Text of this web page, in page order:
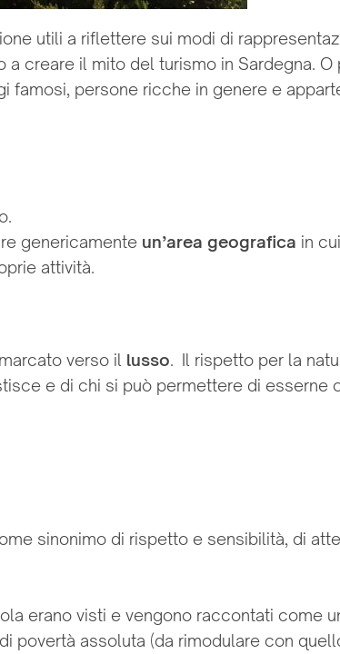
utili a riflettere sui modi di
creare il mito del turismo in Sardegna. O
famosi, persone ricche in genere e
genericamente un’area geografica in
attività.
verso il lusso. Il rispetto per la
e di chi si può permettere di esserne
sinonimo di rispetto e sensibilità, di
erano visti e vengono raccontati come
povertà assoluta (da rimodulare con